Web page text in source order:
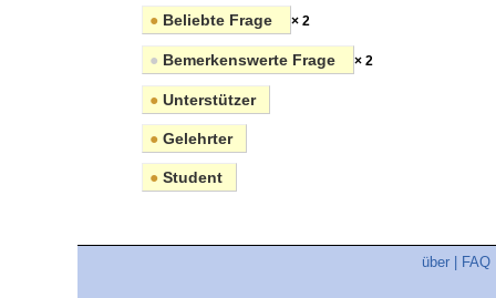
● Beliebte Frage × 2
● Bemerkenswerte Frage × 2
● Unterstützer
● Gelehrter
● Student
über FAQ